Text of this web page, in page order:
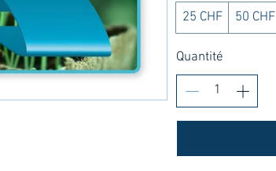
25 CHF 50 CHF
Quantité